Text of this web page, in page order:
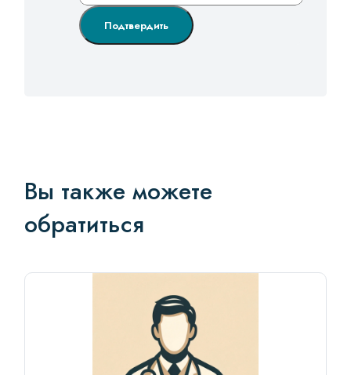
Подтвердить
Вы также можете
обратиться